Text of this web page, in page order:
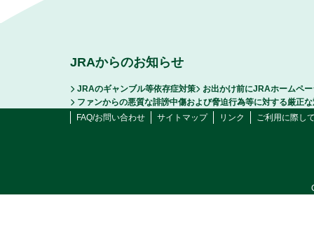
JRAからのお知らせ
JRAのギャンブル等依存症対策
お出かけ前にJRAホームペ
ファンからの悪質な誹謗中傷および脅迫行為等に対する厳正
FAQ/お問い合わせ
サイトマップ リンク ご利用に際し